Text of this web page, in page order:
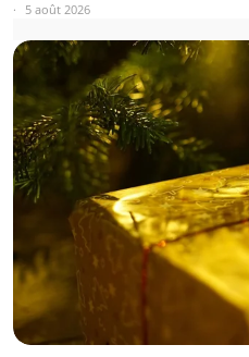
5 août 2026